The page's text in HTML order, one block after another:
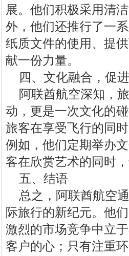
展。他们积极采用清
外，他们还推行了一
纸质文件的使用、提
献一份力量。
四、文化融合，促
阿联酋航空深知，
动，更是一次文化的
旅客在享受飞行的同
例如，他们定期举办
客在欣赏艺术的同时
五、结语
总之，阿联酋航空
际旅行的新纪元。他
激烈的市场竞争中立
客户的心；只有注重